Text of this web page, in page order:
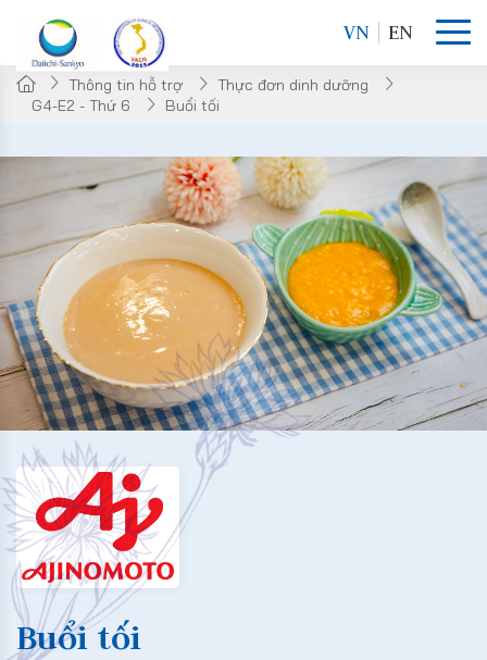
VN EN
Thông tin hỗ trợ
Thực đơn dinh dưỡng
G4-E2 - Thứ 6
Buổi tối
Buổi tối